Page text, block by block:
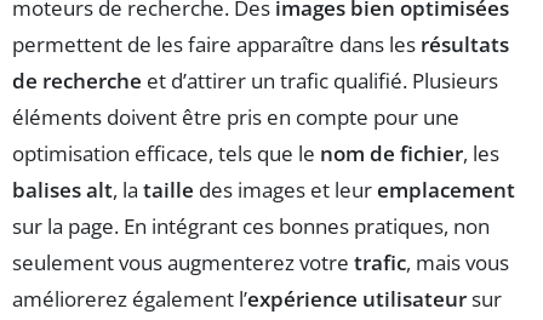
moteurs de recherche. Des images bien optimisées
permettent de les faire apparaître dans les résultats
de recherche et d’attirer un trafic qualifié. Plusieurs
éléments doivent être pris en compte pour une
optimisation efficace, tels que le nom de fichier, les
balises alt, la taille des images et leuremplacement
sur la page. En intégrant ces bonnes pratiques, non
seulement vous augmenterez votre trafic, mais vous
améliorerez également l’expérience utilisateursur